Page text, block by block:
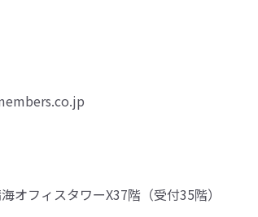
フィスタワーX37階（受付35階）